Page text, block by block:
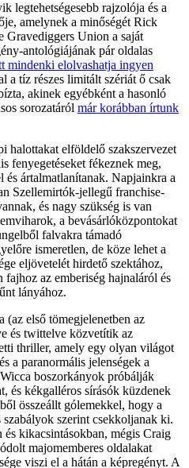
legtehetségesebb rajzolója és a
amelynek a minőségét Rick
Gravediggers Union a saját
antológiájának pár oldalas
mindenki elolvashatja ingyen
a tíz részes limitált szériát ő csak
akinek egyébként a hasonló
sorozatáról már korábban írtunk
halottakat elföldelő szakszervezet
fenyegetéseket fékeznek meg,
és ártalmatlanítanak. Napjainkra a
Szellemirtók-jellegű franchise-
és nagy szükség is van
a bevásárlóközpontokat
falvakra támadó
ismeretlen, de köze lehet a
eljövetelét hirdető szektához,
az emberiség hajnaláról és
lányához.
első tömegjelenetben az
és twittelve közvetítik az
thriller, amely egy olyan világot
a paranormális jelenségek a
boszorkányok próbálják
és kékgalléros sírásók küzdenek
összeállt gólemekkel, hogy a
szerint csekkoljanak ki.
kikacsintásokban, mégis Craig
majomemberes oldalakat
viszi el a hátán a képregényt. A